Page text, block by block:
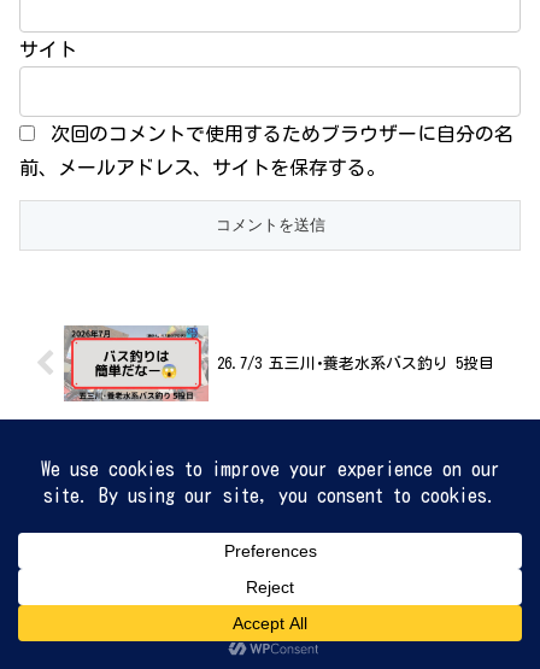
サイト
次回のコメントで使用するためブラウザーに自分の名
前、メールアドレス、サイトを保存する。
26.7/3 五三川･養老水系バス釣り 5投目
26.7/5 五三川･養老水系バス釣り 6投目
Widget Area
検索